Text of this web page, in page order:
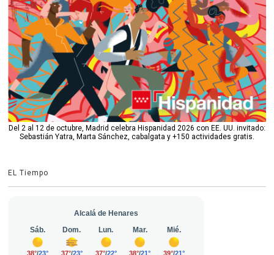
Del 2 al 12 de octubre, Madrid celebra Hispanidad 2026 con EE. UU. invitado:
Sebastián Yatra, Marta Sánchez, cabalgata y +150 actividades gratis.
EL Tiempo